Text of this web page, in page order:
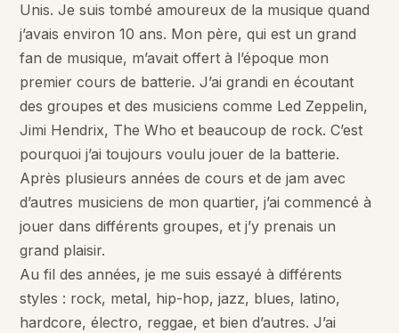
Unis. Je suis tombé amoureux de la musique quand
j’avais environ 10 ans. Mon père, qui est un grand
fan de musique, m’avait offert à l’époque mon
premier cours de batterie. J’ai grandi en écoutant
des groupes et des musiciens comme Led Zeppelin,
Jimi Hendrix, The Who et beaucoup de rock. C’est
pourquoi j’ai toujours voulu jouer de la batterie.
Après plusieurs années de cours et de jam avec
d’autres musiciens de mon quartier, j’ai commencé à
jouer dans différents groupes, et j’y prenais un
grand plaisir.
Au fil des années, je me suis essayé à différents
styles : rock, metal, hip-hop, jazz, blues, latino,
hardcore, électro, reggae, et bien d’autres. J’ai